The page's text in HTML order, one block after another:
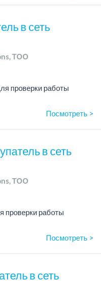
в сеть
ТОО
проверки работы
(расчет в тенге).
Посмотреть >
в сеть
ТОО
проверки работы
Грамотная
Посмотреть >
в сеть